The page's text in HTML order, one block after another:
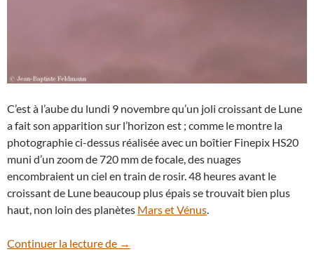
C’est à l’aube du lundi 9 novembre qu’un joli croissant de Lune
a fait son apparition sur l’horizon est ; comme le montre la
photographie ci-dessus réalisée avec un boîtier Finepix HS20
muni d’un zoom de 720 mm de focale, des nuages
encombraient un ciel en train de rosir. 48 heures avant le
croissant de Lune beaucoup plus épais se trouvait bien plus
haut, non loin des planètes Mars et Vénus.
Continuer la lecture de Le vieux croissant de Lune se lève dans
→